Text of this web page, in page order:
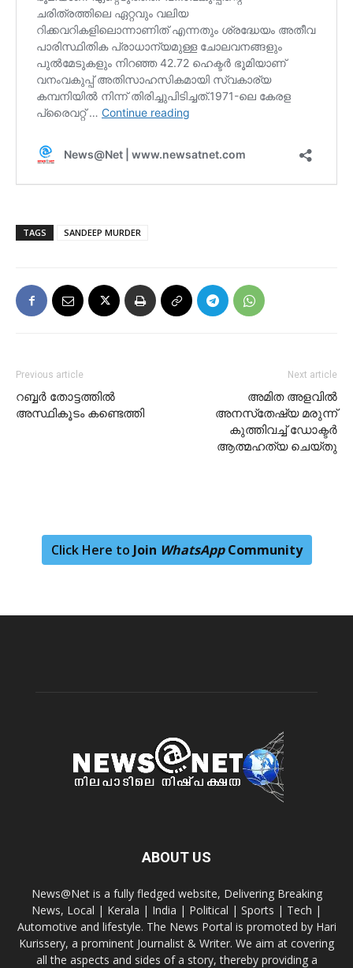
TAGS SANDEEP MURDER
Previous article
റബ്ബർ തോട്ടത്തിൽ
അസ്ഥികൂടം കണ്ടെത്തി
Next article
അമിത അളവില്‍
അനസ്‌തേഷ്യ മരുന്ന്
കുത്തിവച്ച് ഡോക്ടര്‍
ആത്മഹത്യ ചെയ്തു
Click Here to Join WhatsAppCommunity
ABOUT US
News@Net is a fully fledged website, Delivering Breaking
News, Local | Kerala | India | Political | Sports | Tech |
Automotive and lifestyle. The News Portal is promoted by Hari
Kurissery, a prominent Journalist & Writer. We aim at covering
all the aspects and sides of a story, thereby providing a